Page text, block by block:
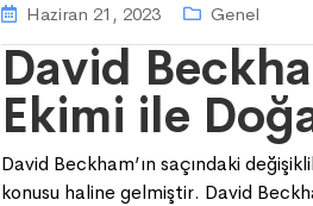
Haziran 21, 2023 Genel
David
Ekimi ile
David Beckham’ın saçındaki
konusu haline gelmiştir. David